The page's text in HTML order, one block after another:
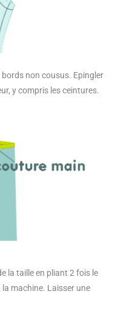
non cousus. Epingler
y compris les ceintures.
la taille en pliant 2 fois le
machine. Laisser une